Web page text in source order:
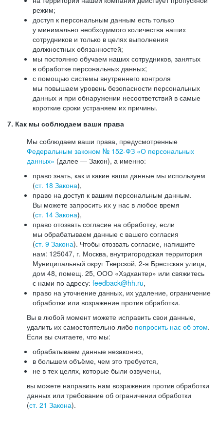
режим;
доступ к персональным данным есть только
у минимально необходимого количества наших
сотрудников и только в целях выполнения
должностных обязанностей;
мы постоянно обучаем наших сотрудников, занятых
в обработке персональных данных;
с помощью системы внутреннего контроля
мы повышаем уровень безопасности персональных
данных и при обнаружении несоответствий в самые
короткие сроки устраняем их причины.
7. Как мы соблюдаем ваши права
Мы соблюдаем ваши права, предусмотренные
Федеральным законом № 152-ФЗ «О персональных
данных» (далее — Закон), а именно:
право знать, как и какие ваши данные мы используем
(ст. 18 Закона),
право на доступ к вашим персональным данным.
Вы можете запросить их у нас в любое время
(ст. 14 Закона),
право отозвать согласие на обработку, если
мы обрабатываем данные с вашего согласия
(ст. 9 Закона). Чтобы отозвать согласие, напишите
нам: 125047, г. Москва, внутригородская территория
Муниципальный округ Тверской, 2-я Брестская улица,
дом 48, помещ. 25, ООО «Хэдхантер» или свяжитесь
с нами по адресу: feedback@hh.ru,
право на уточнение данных, их удаление, ограничение
обработки или возражение против обработки.
Вы в любой момент можете исправить свои данные,
удалить их самостоятельно либо попросить нас об этом.
Если вы считаете, что мы:
обрабатываем данные незаконно,
в большем объёме, чем это требуется,
не в тех целях, которые были озвучены,
вы можете направить нам возражения против обработки
данных или требование об ограничении обработки
(ст. 21 Закона).